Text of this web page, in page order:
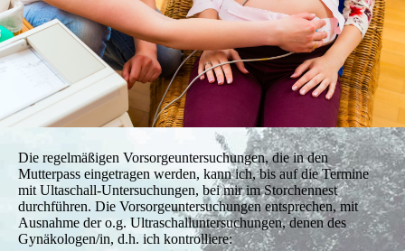
Die regelmäßigen Vorsorgeuntersuchungen, die in den
Mutterpass eingetragen werden, kann ich, bis auf die Termine
mit Ultaschall-Untersuchungen, bei mir im Storchennest
durchführen. Die Vorsorgeuntersuchungen entsprechen, mit
Ausnahme der o.g. Ultraschalluntersuchungen, denen des
Gynäkologen/in, d.h. ich kontrolliere: